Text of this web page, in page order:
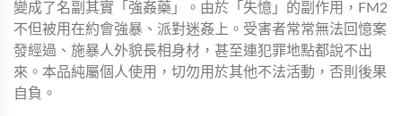
變成了名副其實「強姦藥」。由於「失憶」的副作用，FM2
不但被用在約會強暴、派對迷姦上。受害者常常無法回憶案
發經過、施暴人外貌長相身材，甚至連犯罪地點都說不出
來。本品純屬個人使用，切勿用於其他不法活動，否則後果
自負。